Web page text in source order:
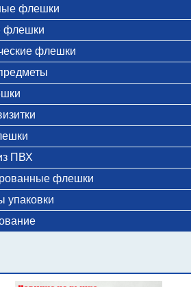
флешки
флешки
флешки
ПВХ
флешки
упаковки